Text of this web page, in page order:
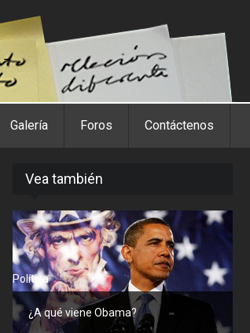
Galería Foros Contáctenos
Vea también
Política
¿A qué viene Obama?